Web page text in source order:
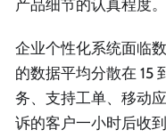
产品细节的认真程度。
企业个性化系统面临
的数据平均分散在 15
务、支持工单、移动
诉的客户一小时后收